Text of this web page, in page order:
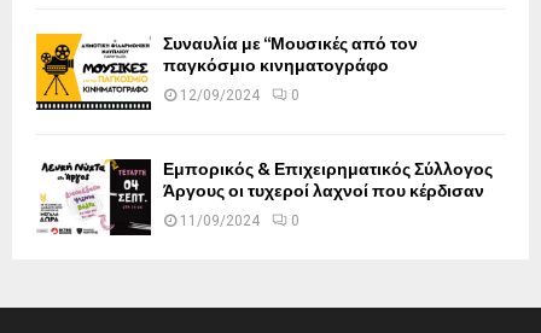
Συναυλία με “Μουσικές από τον
παγκόσμιο κινηματογράφο
12/09/2024 0
Εμπορικός & Επιχειρηματικός Σύλλογος
Άργους οι τυχεροί λαχνοί που κέρδισαν
11/09/2024 0